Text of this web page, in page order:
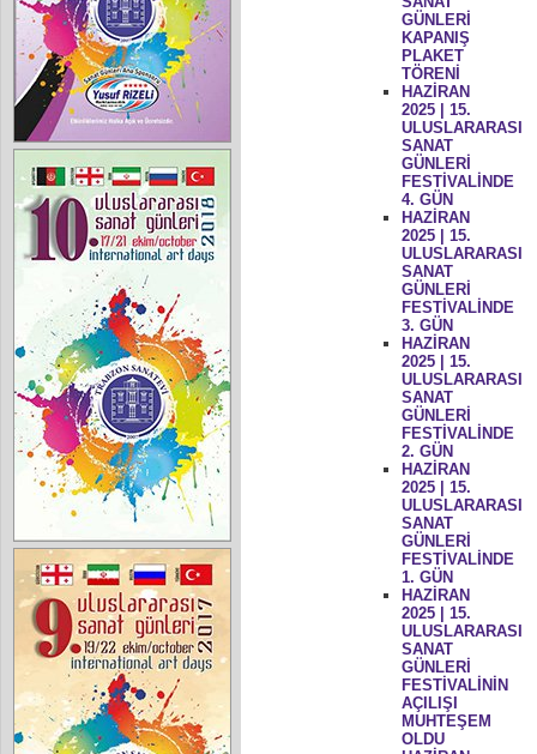
GÜNLERİ
KAPANIŞ
PLAKET
TÖRENİ
HAZİRAN
2025 | 15.
ULUSLARARASI
SANAT
GÜNLERİ
FESTİVALİNDE
4. GÜN
HAZİRAN
2025 | 15.
ULUSLARARASI
SANAT
GÜNLERİ
FESTİVALİNDE
3. GÜN
HAZİRAN
2025 | 15.
ULUSLARARASI
SANAT
GÜNLERİ
FESTİVALİNDE
2. GÜN
HAZİRAN
2025 | 15.
ULUSLARARASI
SANAT
GÜNLERİ
FESTİVALİNDE
1. GÜN
HAZİRAN
2025 | 15.
ULUSLARARASI
SANAT
GÜNLERİ
FESTİVALİNİN
AÇILIŞI
MUHTEŞEM
OLDU